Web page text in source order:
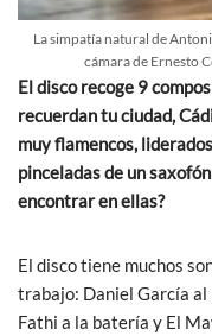
La simpatía natural de
cámara de Ernesto
El disco recoge 9
recuerdan tu ciudad,
muy flamencos,
pinceladas de un
encontrar en ellas?
El disco tiene muchos
trabajo: Daniel García al
Fathi a la batería y El